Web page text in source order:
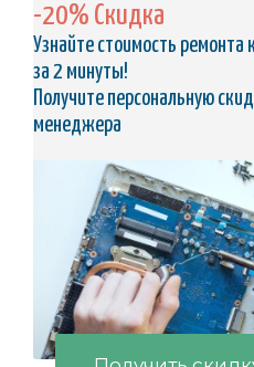
-20% Скидка
Узнайте стоимость ремонта
за 2 минуты!
Получите персональную
менеджера